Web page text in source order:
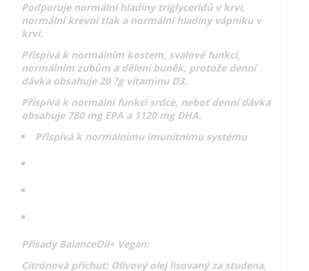
Podporuje normální hladiny triglyceridů v krvi,
normální krevní tlak a normální hladiny vápníku v
krvi.
Přispívá k normálním kostem, svalové funkci,
normálním zubům a dělení buněk, protože denní
dávka obsahuje 20 ?g vitaminu D3.
Přispívá k normální funkci srdce, neboť denní dávka
obsahuje 780 mg EPA a 1120 mg DHA.
Přispívá k normálnímu imunitnímu systému
Přísady BalanceOil+ Vegan:
Citrónová příchuť: Olivový olej lisovaný za studena,